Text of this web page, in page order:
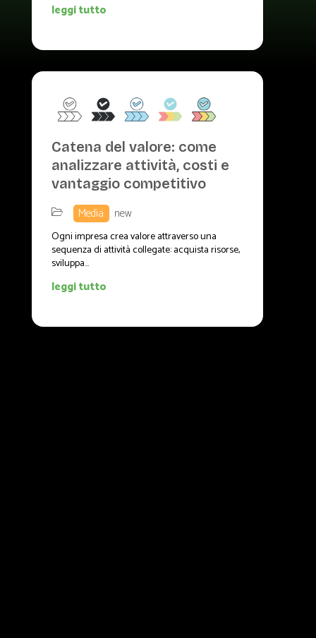
leggi tutto
Catena del valore: come
analizzare attività, costi e
vantaggio competitivo
Media new
Ogni impresa crea valore attraverso una
sequenza di attività collegate: acquista risorse,
sviluppa...
leggi tutto